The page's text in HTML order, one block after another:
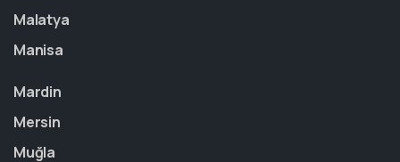
Malatya
Manisa
Mardin
Mersin
Muğla